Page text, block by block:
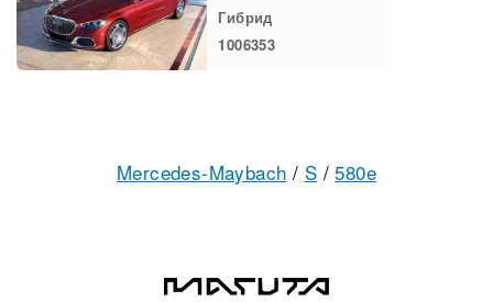
Гибрид
1006353
Mercedes-Maybach / S / 580e